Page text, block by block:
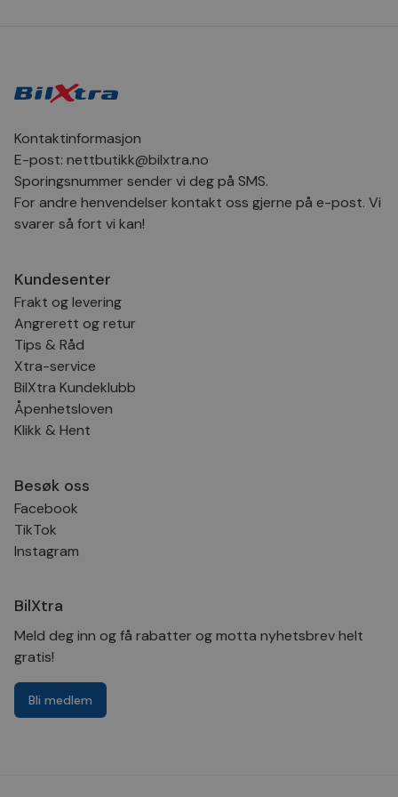
Kontaktinformasjon
E-post: nettbutikk@bilxtra.no
Sporingsnummer sender vi deg på SMS.
For andre henvendelser kontakt oss gjerne på e-post. Vi
svarer så fort vi kan!
Kundesenter
Frakt og levering
Angrerett og retur
Tips & Råd
Xtra-service
BilXtra Kundeklubb
Åpenhetsloven
Klikk & Hent
Besøk oss
Facebook
TikTok
Instagram
BilXtra
Meld deg inn og få rabatter og motta nyhetsbrev helt
gratis!
Bli medlem